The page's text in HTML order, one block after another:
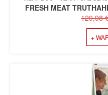
FRESH MEAT
129,98
+